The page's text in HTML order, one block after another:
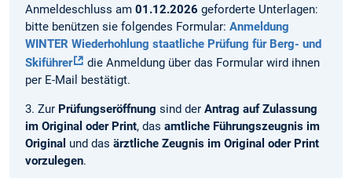
Anmeldeschluss am 01.12.2026 geforderte Unterlagen:
bitte benützen sie folgendes Formular: Anmeldung
WINTER Wiederhohlung staatliche Prüfung für Berg- und
Skiführer
die Anmeldung über das Formular wird ihnen
per E-Mail bestätigt.
3. Zur Prüfungseröffnung sind der Antrag auf Zulassung
im Original oder Print, das amtliche Führungszeugnis im
Original und das ärztliche Zeugnis im Original oder Print
vorzulegen.